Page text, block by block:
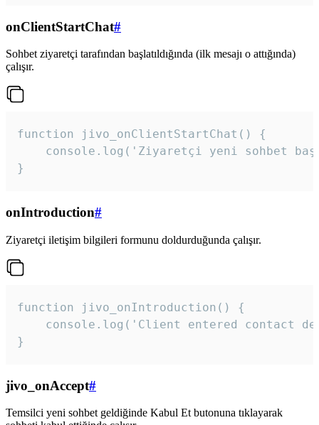
onClientStartChat#
Sohbet ziyaretçi tarafından başlatıldığında (ilk mesajı o attığında)
çalışır.
function jivo_onClientStartChat() {
console.log('Ziyaretçi yeni sohbet
}
onIntroduction#
Ziyaretçi iletişim bilgileri formunu doldurduğunda çalışır.
function jivo_onIntroduction() {
console.log('Client entered contact
}
jivo_onAccept#
Temsilci yeni sohbet geldiğinde Kabul Et butonuna tıklayarak